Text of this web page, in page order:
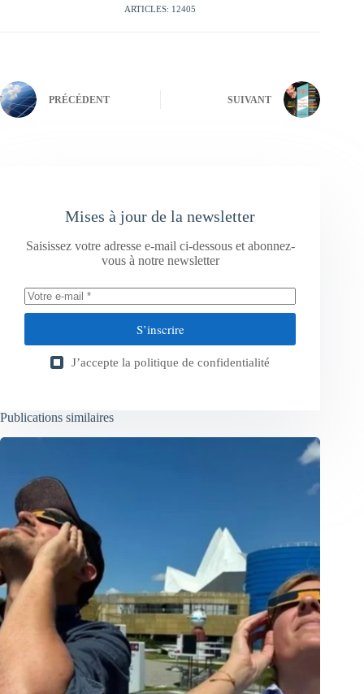
ARTICLES: 12405
PRÉCÉDENT SUIVANT
Mises à jour de la newsletter
Saisissez votre adresse e-mail ci-dessous et abonnez-
vous à notre newsletter
S’inscrire
J’accepte la politique de confidentialité
Publications similaires